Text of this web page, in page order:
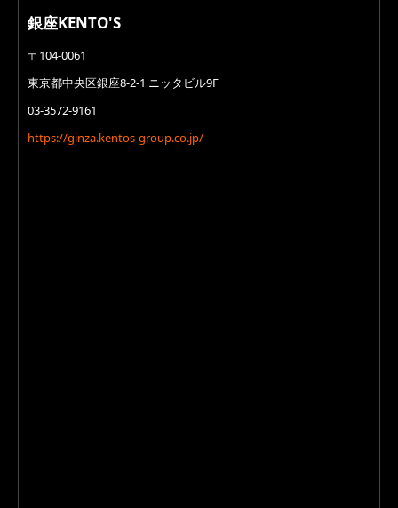
銀座KENTO'S
〒104-0061
東京都中央区銀座8-2-1 ニッタビル9F
03-3572-9161
https://ginza.kentos-group.co.jp/